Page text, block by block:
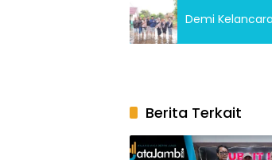
Demi
Berita Terkait